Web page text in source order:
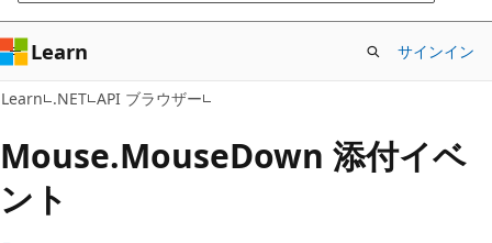
キ
ッ
プ
ン
に
ス
キ
ッ
プ
Learn サインイン
Learn .NET API ブラウザー
Mouse.MouseDown 添付イベ
ント